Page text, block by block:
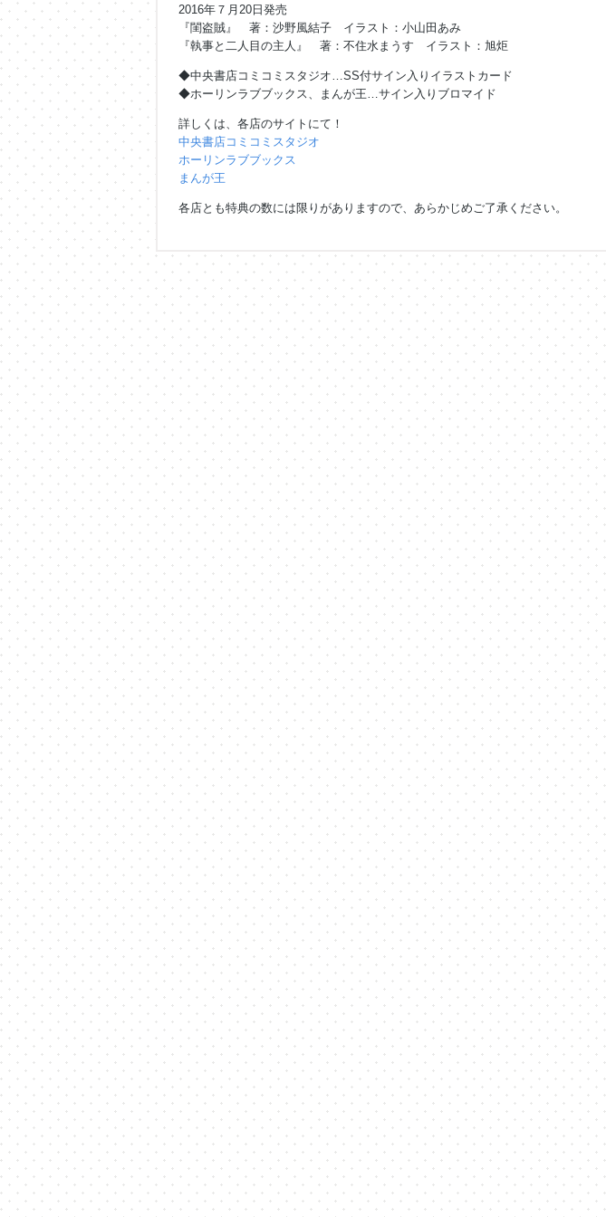
2016年７月20日発売
『閨盗賊』 著：沙野風結子 イラスト：小山田あみ
『執事と二人目の主人』 著：不住水まうす イラスト：旭炬
◆中央書店コミコミスタジオ…SS付サイン入りイラストカード
◆ホーリンラブブックス、まんが王…サイン入りブロマイド
詳しくは、各店のサイトにて！
中央書店コミコミスタジオ
ホーリンラブブックス
まんが王
各店とも特典の数には限りがありますので、あらかじめご了承ください。